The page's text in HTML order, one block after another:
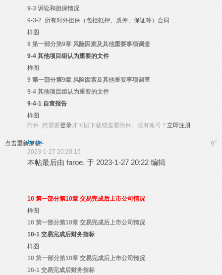
9-3 诉讼和担保情况
9-3-2 所有对外担保（包括抵押、质押、保证等）合同
样图
9 第一部分第9章 风险因素及其他重要事项调查
9-4 其他项目组认为重要的文件
样图
9 第一部分第9章 风险因素及其他重要事项调查
9-4 其他项目组认为重要的文件
9-4-1 自查报告
样图
附件: 您需要登录才可以下载或查看附件。没有账号？ 立即注册
点击重新加载 9#
faroe.
2023-1-27 20:20:15
本帖最后由 faroe. 于 2023-1-27 20:22 编辑
10 第一部分第10章 交易完成后上市公司情况
样图
10 第一部分第10章 交易完成后上市公司情况
10-1 交易完成后财务指标
样图
10 第一部分第10章 交易完成后上市公司情况
10-1 交易完成后财务指标